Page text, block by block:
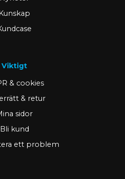
Viktigt
& cookies
& retur
sidor
Bli kund
ett problem